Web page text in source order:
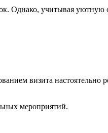
Однако, учитывая уютную
визита настоятельно
мероприятий.